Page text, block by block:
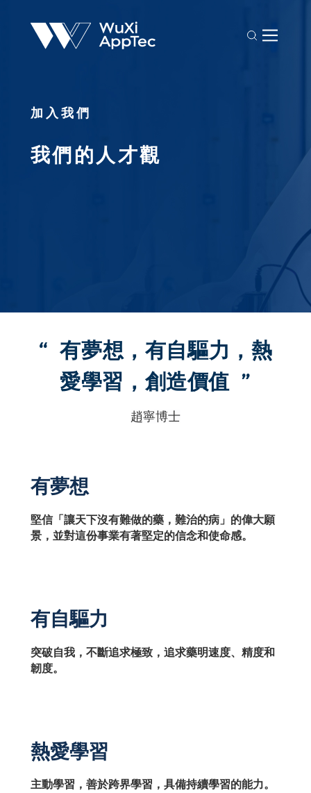
加入我們
我們的人才觀
“ 有夢想，有自驅力，熱
愛學習，創造價值 ”
趙寧博士
有夢想
堅信「讓天下沒有難做的藥，難治的病」的偉大願
景，並對這份事業有著堅定的信念和使命感。
有自驅力
突破自我，不斷追求極致，追求藥明速度、精度和
韌度。
熱愛學習
主動學習，善於跨界學習，具備持續學習的能力。